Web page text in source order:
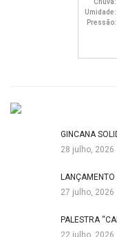
GINCANA
28 julho, 2026
27 julho, 2026
PALESTRA
22 julho, 2026